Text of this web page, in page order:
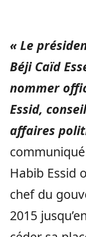
« Le
Béji Caïd
nommer
Essid,
affaires
Habib Essid
chef du
2015